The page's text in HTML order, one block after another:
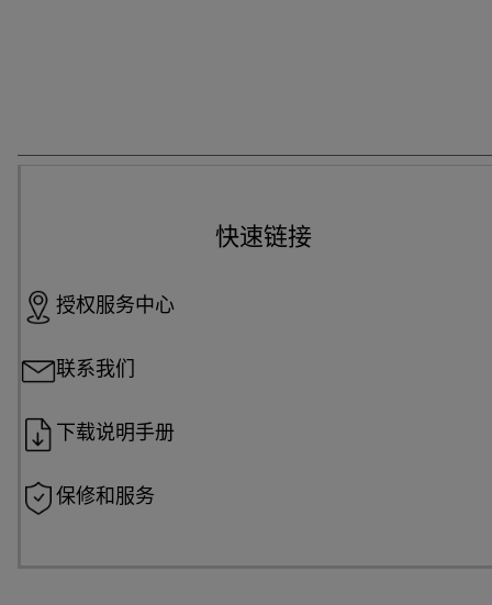
快速链接
授权服务中心
联系我们
下载说明手册
保修和服务